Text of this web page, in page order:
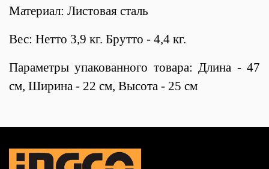
Материал: Листовая сталь
Вес: Нетто 3,9 кг. Брутто - 4,4 кг.
Параметры упакованного товара: Длина - 47
см, Ширина - 22 см, Высота - 25 см